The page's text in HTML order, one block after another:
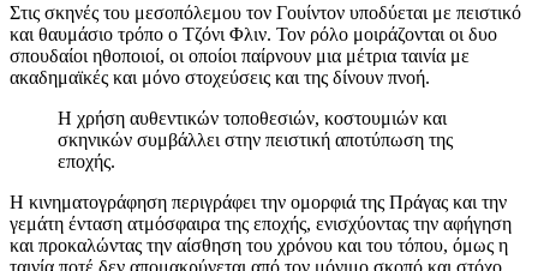
Στις σκηνές του μεσοπόλεμου τον Γουίντον υποδύεται με πειστικό
και θαυμάσιο τρόπο ο Τζόνι Φλιν. Τον ρόλο μοιράζονται οι δυο
σπουδαίοι ηθοποιοί, οι οποίοι παίρνουν μια μέτρια ταινία με
ακαδημαϊκές και μόνο στοχεύσεις και της δίνουν πνοή.
Η χρήση αυθεντικών τοποθεσιών, κοστουμιών και
σκηνικών συμβάλλει στην πειστική αποτύπωση της
εποχής.
Η κινηματογράφηση περιγράφει την ομορφιά της Πράγας και την
γεμάτη ένταση ατμόσφαιρα της εποχής, ενισχύοντας την αφήγηση
και προκαλώντας την αίσθηση του χρόνου και του τόπου, όμως η
ταινία ποτέ δεν απομακρύνεται από τον μόνιμο σκοπό και στόχο